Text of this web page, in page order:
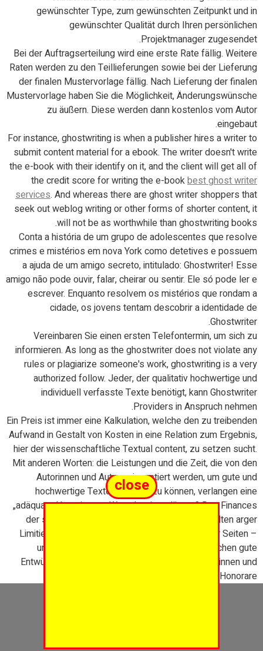
gewünschter Type, zum gewünschten Zeitpunkt und in
gewünschter Qualität durch Ihren persönlichen
Projektmanager zugesendet.
Bei der Auftragserteilung wird eine erste Rate fällig. Weitere
Raten werden zu den Teillieferungen sowie bei der Lieferung
der finalen Mustervorlage fällig. Nach Lieferung der finalen
Mustervorlage haben Sie die Möglichkeit, Änderungswünsche
zu äußern. Diese werden dann kostenlos vom Autor
eingebaut.
For instance, ghostwriting is when a publisher hires a writer to
submit content material for a ebook. The writer doesn't write
the e-book with their identify on it, and the client will get all of
the credit score for writing the e-bookbest ghost writer
services. And whereas there are ghost writer shoppers that
seek out weblog writing or other forms of shorter content, it
will not be as worthwhile than ghostwriting books.
Conta a história de um grupo de adolescentes que resolve
crimes e mistérios em nova York como detetives e possuem
a ajuda de um amigo secreto, intitulado: Ghostwriter! Esse
amigo não pode ouvir, falar, cheirar ou sentir. Ele só pode ler e
escrever. Enquanto resolvem os mistérios que rondam a
cidade, os jovens tentam descobrir a identidade de
Ghostwriter.
Vereinbaren Sie einen ersten Telefontermin, um sich zu
informieren. As long as the ghostwriter does not violate any
rules or plagiarize someone's work, ghostwriting is a very
authorized follow. Jeder, der qualitativ hochwertige und
individuell verfasste Texte benötigt, kann Ghostwriter
Providers in Anspruch nehmen.
Ein Preis ist immer eine Kalkulation, welche den zu treibenden
Aufwand in Gestalt von Kosten in eine Relation zum Ergebnis,
hier der wissenschaftliche Textual content, zu setzen sucht.
Mit anderen Worten: die Leistungen und die Zeit, die von den
Autorinnen und Autoren investiert werden, um gute und
hochwertige Texte erstellen zu können, verlangen eine
„adäquate Honorierung. Was aber ist adäquat? Das Finances
der studentischen Nachfrage unterliegt nicht selten arger
Limitierung. Das gilt es – zur Zufriedenheit beider Seiten –
unter einen Hut zu bringen. Die Kunden wünschen gute
Entwürfe und faire Preise, die qualifizierten Autorinnen und
erfahrenen Autoren fordern vernünftige Honorare.
close